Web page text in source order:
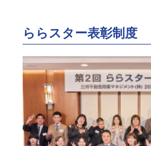
ららスター表彰制度